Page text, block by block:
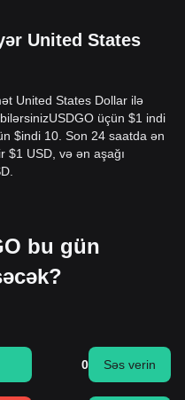
United States
United States Dollar ilə
üçün $1 indi
$indi 10. Son 24 saatda ən
$1 USD, və ən aşağı
bu gün
0 Səs verin